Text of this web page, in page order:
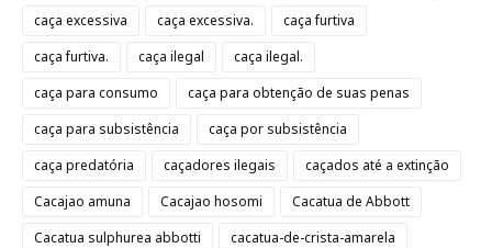
caça excessiva
caça excessiva.
caça furtiva
caça furtiva.
caça ilegal
caça ilegal.
caça para consumo
caça para obtenção de suas penas
caça para subsistência
caça por subsistência
caça predatória
caçadores ilegais
caçados até a extinção
Cacajao amuna
Cacajao hosomi
Cacatua de Abbott
Cacatua sulphurea abbotti
cacatua-de-crista-amarela